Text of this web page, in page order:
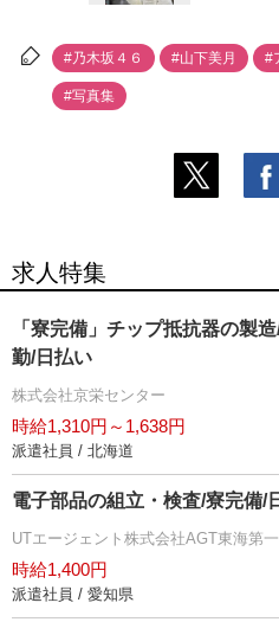
#乃木坂４６ #山下美月 #
#写真集
求人特集
「寮完備」チップ抵抗器の製
勤/日払い
株式会社京栄センター
時給1,310円～1,638円
派遣社員 / 北海道
電子部品の組立・検査/寮完備/
UTエージェント株式会社AGT東海第
時給1,400円
派遣社員 / 愛知県